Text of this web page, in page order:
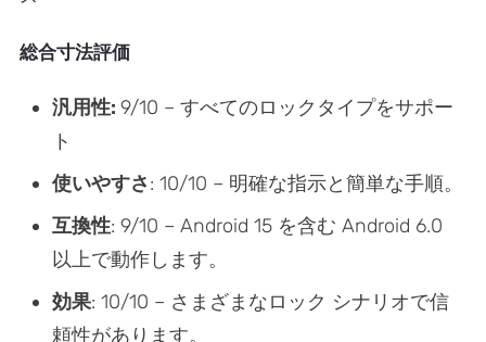
総合寸法評価
汎用性: 9/10 – すべてのロックタイプをサポー
ト
使いやすさ: 10/10 – 明確な指示と簡単な手順。
互換性: 9/10 – Android 15 を含む Android 6.0
以上で動作します。
効果: 10/10 – さまざまなロック シナリオで信
頼性があります。